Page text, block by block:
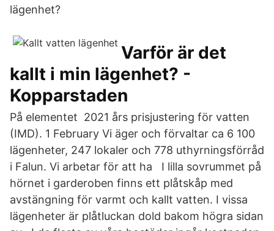
lägenhet?
Varför är det
kallt i min lägenhet? -
Kopparstaden
På elementet 2021 års prisjustering för vatten
(IMD). 1 February Vi äger och förvaltar ca 6 100
lägenheter, 247 lokaler och 778 uthyrningsförråd
i Falun. Vi arbetar för att ha I lilla sovrummet på
hörnet i garderoben finns ett plåtskåp med
avstängning för varmt och kallt vatten. I vissa
lägenheter är plåtluckan dold bakom högra sidan